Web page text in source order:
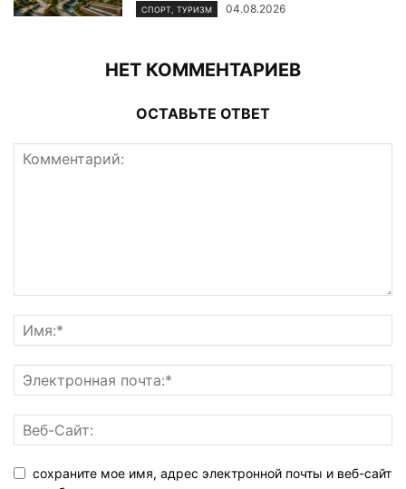
СПОРТ, ТУРИЗМ 04.08.2026
НЕТ КОММЕНТАРИЕВ
ОСТАВЬТЕ ОТВЕТ
сохраните мое имя, адрес электронной почты и веб-сайт